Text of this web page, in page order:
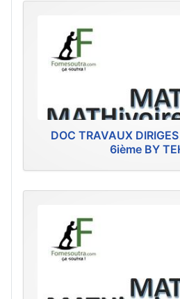
DOC TRAVAUX
6ième BY